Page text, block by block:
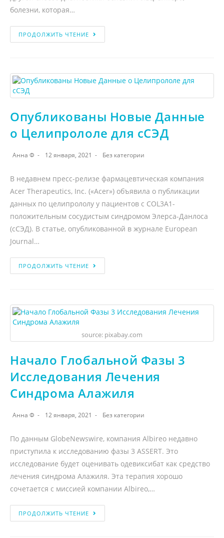
болезни, которая…
ПРОДОЛЖИТЬ ЧТЕНИЕ
Опубликованы Новые Данные
о Целипрололе для сСЭД
Анна Ф 12 января, 2021 Без категории
В недавнем пресс-релизе фармацевтическая компания
Acer Therapeutics, Inc. («Acer») объявила о публикации
данных по целипрололу у пациентов с COL3A1-
положительным сосудистым синдромом Элерса-Данлоса
(сСЭД). В статье, опубликованной в журнале European
Journal…
ПРОДОЛЖИТЬ ЧТЕНИЕ
source: pixabay.com
Начало Глобальной Фазы 3
Исследования Лечения
Синдрома Алажиля
Анна Ф 12 января, 2021 Без категории
По данным GlobeNewswire, компания Albireo недавно
приступила к исследованию фазы 3 ASSERT. Это
исследование будет оценивать одевиксибат как средство
лечения синдрома Алажиля. Эта терапия хорошо
сочетается с миссией компании Albireo,…
ПРОДОЛЖИТЬ ЧТЕНИЕ